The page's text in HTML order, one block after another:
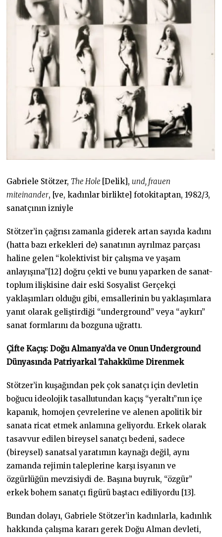
Gabriele Stötzer, The Hole [Delik], und, frauen
miteinander, [ve, kadınlar birlikte] fotokitaptan, 1982/3,
sanatçının izniyle
Stötzer’in çağrısı zamanla giderek artan sayıda kadını
(hatta bazı erkekleri de) sanatının ayrılmaz parçası
haline gelen “kolektivist bir çalışma ve yaşam
anlayışına”[12] doğru çekti ve bunu yaparken de sanat-
toplum ilişkisine dair eski Sosyalist Gerçekçi
yaklaşımları olduğu gibi, emsallerinin bu yaklaşımlara
yanıt olarak geliştirdiği “underground” veya “aykırı”
sanat formlarını da bozguna uğrattı.
Çifte Kaçış: Doğu Almanya’da ve Onun Underground
Dünyasında Patriyarkal Tahakküme Direnmek
Stötzer’in kuşağından pek çok sanatçı için devletin
boğucu ideolojik tasallutundan kaçış “yeraltı”nın içe
kapanık, homojen çevrelerine ve alenen apolitik bir
sanata ricat etmek anlamına geliyordu. Erkek olarak
tasavvur edilen bireysel sanatçı bedeni, sadece
(bireysel) sanatsal yaratımın kaynağı değil, aynı
zamanda rejimin taleplerine karşı isyanın ve
özgürlüğün mevzisiydi de. Başına buyruk, “özgür”
erkek bohem sanatçı figürü baştacı ediliyordu [13].
Bundan dolayı, Gabriele Stötzer’in kadınlarla, kadınlık
hakkında çalışma kararı gerek Doğu Alman devleti,